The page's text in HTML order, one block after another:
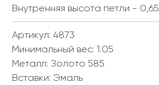
Внутренняя высота петли - 0,65
Артикул: 4873
Минимальный вес: 1.05
Металл: Золото 585
Вставки: Эмаль